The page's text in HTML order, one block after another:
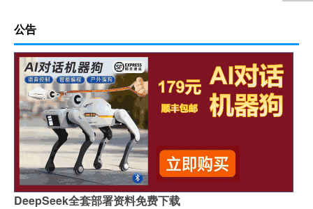
公告
DeepSeek全套部署资料免费下载